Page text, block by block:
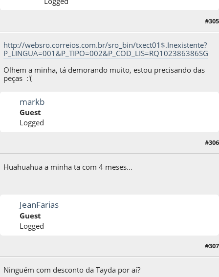
#305
http://websro.correios.com.br/sro_bin/txect01$.Inexistente?
P_LINGUA=001&P_TIPO=002&P_COD_LIS=RQ102386386SG
Olhem a minha, tá demorando muito, estou precisando das
peças :'(
markb
Guest
Logged
#306
Huahuahua a minha ta com 4 meses...
JeanFarias
Guest
Logged
#307
Ninguém com desconto da Tayda por aí?